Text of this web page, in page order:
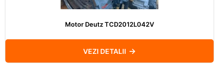
Motor Deutz TCD2012L042V
VEZI DETALII